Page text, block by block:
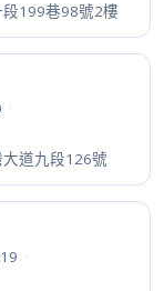
199巷98號2樓
·
道九段126號
·